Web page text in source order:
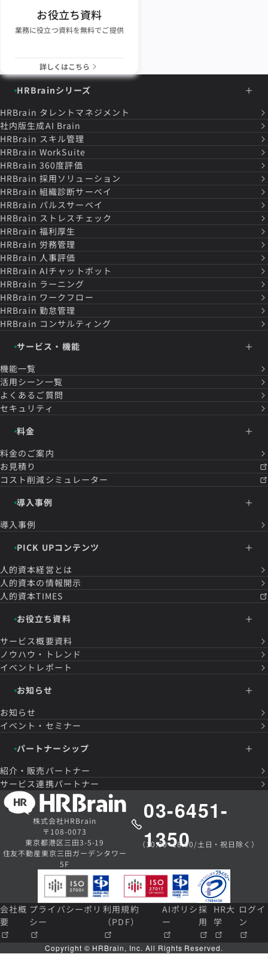
お役立ち資料
業務に役立つ資料を無料でご提供
詳しくはこちら
HRBrainシリーズ
HRBrain タレントマネジメント
社内版生成AI Brain
HRBrain スキル管理
HRBrain WorkSuite
HRBrain 360度評価
HRBrain 採用ソリューション
HRBrain 組織診断サーベイ
HRBrain パルスサーベイ
HRBrain ストレスチェック
HRBrain 福利厚生
HRBrain 労務管理
HRBrain 人事評価
HRBrain AIチャットボット
HRBrain ラーニング
HRBrain ワークフロー
HRBrain 勤怠管理
HRBrain コンサルティング
サービス・機能
機能一覧
活用シーン一覧
よくあるご質問
セキュリティ
料金
料金のご案内
お見積り
コスト削減シミュレーター
導入事例
導入事例
PICK UPコンテンツ
人的資本経営とは
人的資本の情報開示
人的資本TIMES
お役立ち資料
サービス概要資料
ノウハウ・トレンド
イベントレポート
お知らせ
お知らせ
イベント・セミナー
パートナーシップ
紹介・販売パートナー
サービス連携パートナー
株式会社HRBrain
〒108-0073
東京都港区三田3-5-19
住友不動産東京三田ガーデンタワー
5F
03-6451-
1350
（10:00~18:00/土日・祝日除く）
会社概
要
プライバシーポリ
シー
利用規約
（PDF）
AIポリシ
ー
採
用
HR大
学
ログイ
ン
Copyright © HRBrain, Inc. All Rights Reserved.